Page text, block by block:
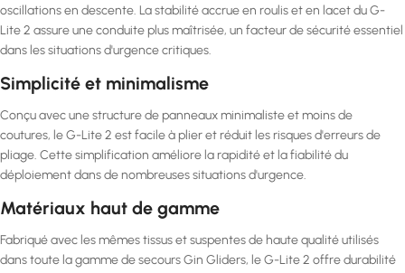
oscillations en descente. La stabilité accrue en roulis et en lacet du G-
Lite 2 assure une conduite plus maîtrisée, un facteur de sécurité essentiel
dans les situations d'urgence critiques.
Simplicité et minimalisme
Conçu avec une structure de panneaux minimaliste et moins de
coutures, le G-Lite 2 est facile à plier et réduit les risques d'erreurs de
pliage. Cette simplification améliore la rapidité et la fiabilité du
déploiement dans de nombreuses situations d'urgence.
Matériaux haut de gamme
Fabriqué avec les mêmes tissus et suspentes de haute qualité utilisés
dans toute la gamme de secours Gin Gliders, le G-Lite 2 offre durabilité